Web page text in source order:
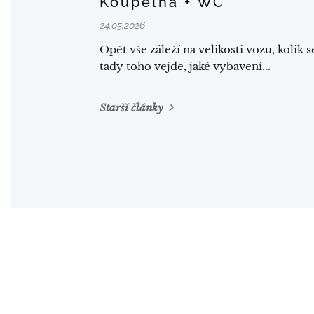
24.05.2026
Opět vše záleží na velikosti vozu, kolik
tady toho vejde, jaké vybavení...
Starší články